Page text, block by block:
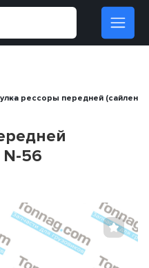
рессоры передней
N-56